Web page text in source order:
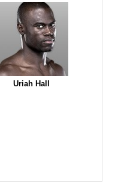
Uriah Hall